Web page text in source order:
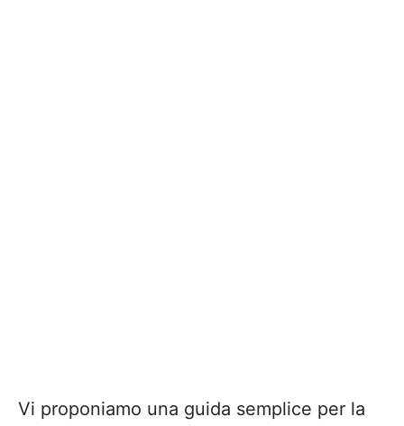
Vi proponiamo una guida semplice per la